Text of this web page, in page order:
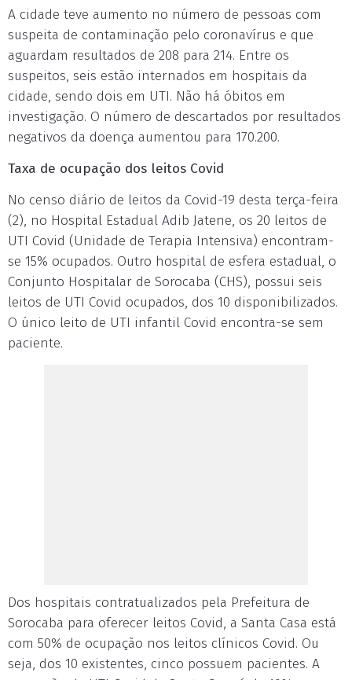
A cidade teve aumento no número de pessoas com
suspeita de contaminação pelo coronavírus e que
aguardam resultados de 208 para 214. Entre os
suspeitos, seis estão internados em hospitais da
cidade, sendo dois em UTI. Não há óbitos em
investigação. O número de descartados por resultados
negativos da doença aumentou para 170.200.
Taxa de ocupação dos leitos Covid
No censo diário de leitos da Covid-19 desta terça-feira
(2), no Hospital Estadual Adib Jatene, os 20 leitos de
UTI Covid (Unidade de Terapia Intensiva) encontram-
se 15% ocupados. Outro hospital de esfera estadual, o
Conjunto Hospitalar de Sorocaba (CHS), possui seis
leitos de UTI Covid ocupados, dos 10 disponibilizados.
O único leito de UTI infantil Covid encontra-se sem
paciente.
Dos hospitais contratualizados pela Prefeitura de
Sorocaba para oferecer leitos Covid, a Santa Casa está
com 50% de ocupação nos leitos clínicos Covid. Ou
seja, dos 10 existentes, cinco possuem pacientes. A